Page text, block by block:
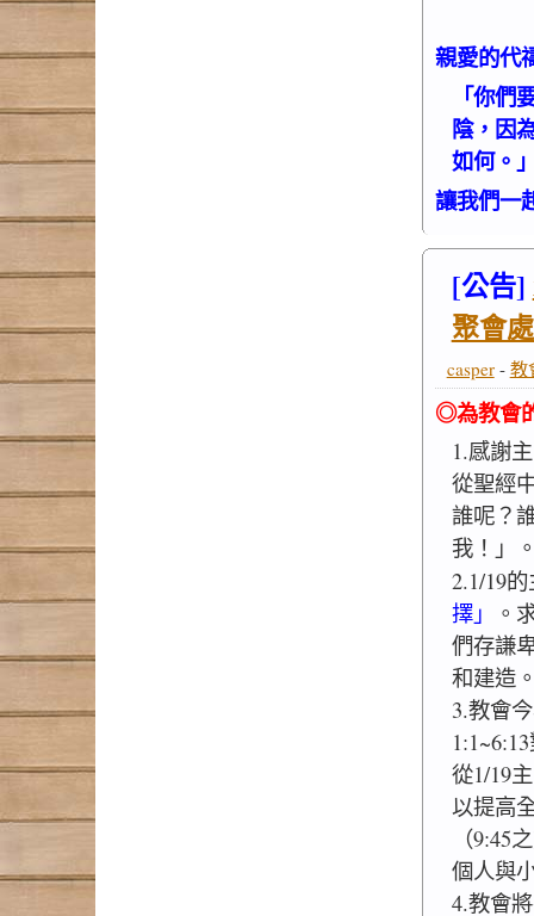
親愛的代
「你
陰，因
如何。
讓我們一
[公告]
聚會
casper- 教
◎為教會
1.感謝
從聖經
誰呢？
我！」
2.1/19
擇」
。
們存謙
和建造
3.教會
從1/19
以提高
（9:45
個人與
4.教會